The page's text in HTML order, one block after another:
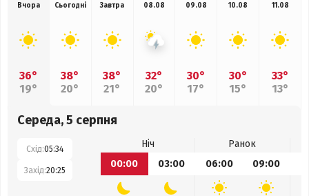
Вчора
36°
19°
Сьогодні
38°
20°
Завтра
38°
21°
08.08
32°
20°
09.08
30°
17°
10.08
30°
15°
11.08
33°
13°
Середа, 5 серпня
Схід:05:34
Захід:20:25
Ніч
Ранок
00:00
03:00 06:00 09:00